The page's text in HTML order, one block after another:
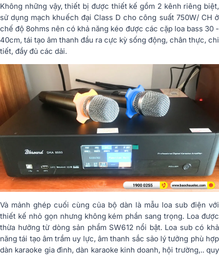
Không những vậy, thiết bị được thiết kế gồm 2 kênh riêng biệt,
sử dụng mạch khuếch đại Class D cho công suất 750W/ CH ở
chế độ 8ohms nên có khả năng kéo được các cặp loa bass 30 -
40cm, tái tạo âm thanh đầu ra cực kỳ sống động, chân thực, chi
tiết, đầy đủ các dải.
Và mảnh ghép cuối cùng của bộ dàn là mẫu loa sub điện với
thiết kế nhỏ gọn nhưng không kém phần sang trọng. Loa được
thừa hưởng từ dòng sản phẩm SW612 nổi bật. Loa sub có khả
năng tái tạo âm trầm uy lực, âm thanh sắc sảo lý tưởng phù hợp
dàn karaoke gia đình, dàn karaoke kinh doanh, hội trường,.. quy